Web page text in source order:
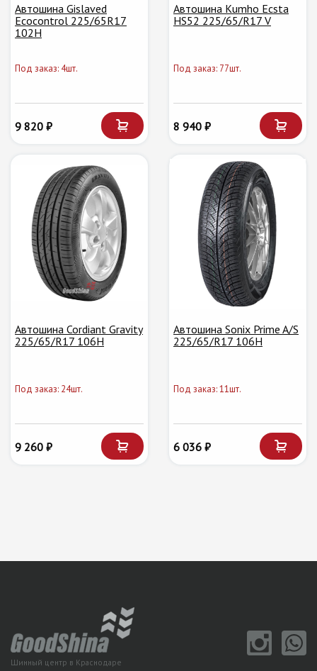
Автошина Gislaved
Ecocontrol 225/65R17
102H
Под заказ: 4шт.
9 820 ₽
Автошина Kumho Ecsta
HS52 225/65/R17 V
Под заказ: 77шт.
8 940 ₽
Автошина Cordiant Gravity
225/65/R17 106H
Под заказ: 24шт.
9 260 ₽
Автошина Sonix Prime A/S
225/65/R17 106H
Под заказ: 11шт.
6 036 ₽
Шинный центр в Краснодаре